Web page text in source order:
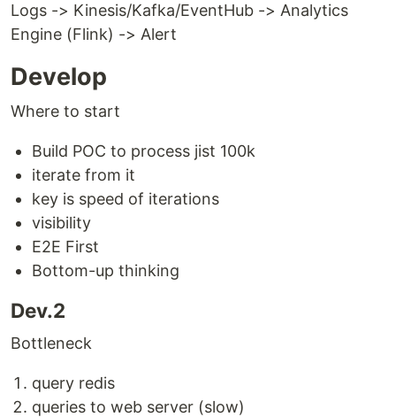
Logs -> Kinesis/Kafka/EventHub -> Analytics
Engine (Flink) -> Alert
Develop
Where to start
Build POC to process jist 100k
iterate from it
key is speed of iterations
visibility
E2E First
Bottom-up thinking
Dev.2
Bottleneck
query redis
queries to web server (slow)